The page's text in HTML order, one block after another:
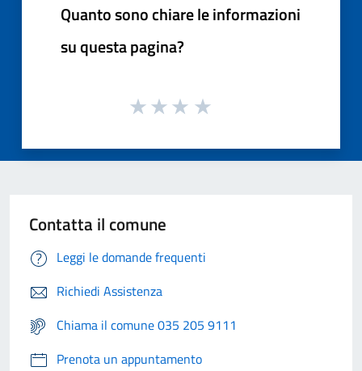
Quanto sono chiare le informazioni
su questa pagina?
Contatta il comune
Leggi le domande frequenti
Richiedi Assistenza
Chiama il comune 035 205 9111
Prenota un appuntamento